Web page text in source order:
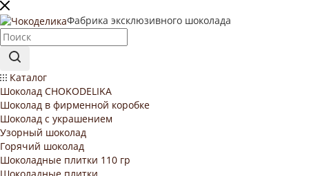
Фабрика эксклюзивного шоколада
Каталог
Шоколад CHOKODELIKA
Шоколад в фирменной коробке
Шоколад с украшением
Узорный шоколад
Горячий шоколад
Шоколадные плитки 110 гр